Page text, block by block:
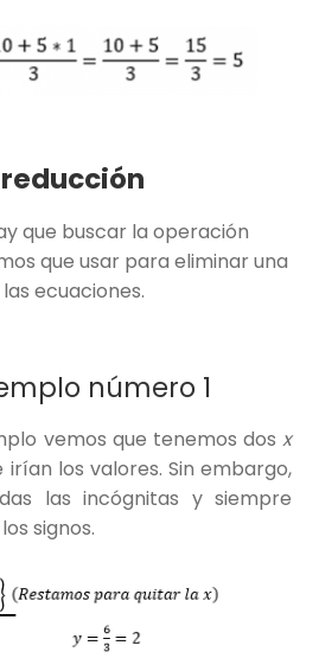
que buscar la operación
que usar para eliminar una
ecuaciones.
número 1
vemos que tenemos dosx
irían los valores. Sin embargo,
las incógnitas y siempre
signos.